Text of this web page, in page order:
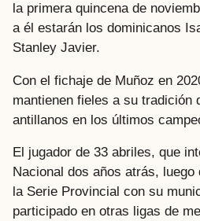
la primera quincena de
a él estarán los dominicanos
Stanley Javier.
Con el fichaje de Muñoz en
mantienen fieles a su tradición
antillanos en los últimos
El jugador de 33 abriles, que
Nacional dos años atrás,
la Serie Provincial con su
participado en otras ligas de